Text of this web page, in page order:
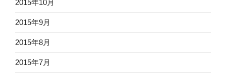
2015年10月
2015年9月
2015年8月
2015年7月